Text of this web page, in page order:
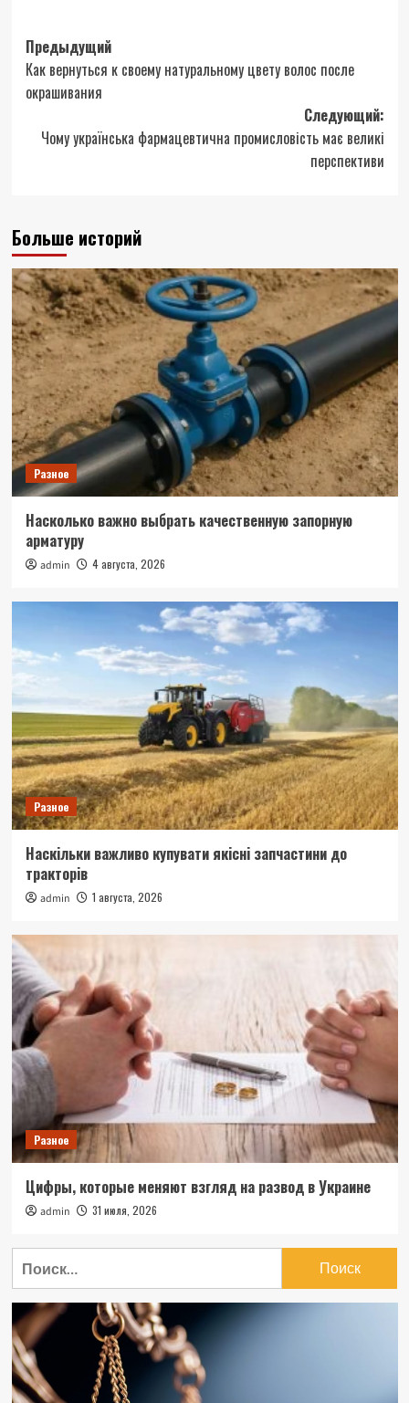
Навигация
записи
Предыдущий
Как вернуться к своему натуральному цвету волос после
окрашивания
Следующий:
Чому українська фармацевтична промисловість має великі
перспективи
Больше историй
Разное
Насколько важно выбрать качественную запорную
арматуру
admin 4 августа, 2026
Разное
Наскільки важливо купувати якісні запчастини до
тракторів
admin 1 августа, 2026
Разное
Цифры, которые меняют взгляд на развод в Украине
admin 31 июля, 2026